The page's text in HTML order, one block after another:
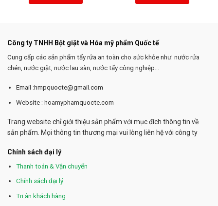
Công ty TNHH Bột giặt và Hóa mỹ phẩm Quốc tế
Cung cấp các sản phẩm tẩy rửa an toàn cho sức khỏe như: nước rửa
chén, nước giặt, nước lau sàn, nước tẩy công nghiệp...
Email :hmpquocte@gmail.com
Website : hoamyphamquocte.com
Trang website chỉ giới thiệu sản phẩm với mục đích thông tin về
sản phẩm. Mọi thông tin thương mại vui lòng liên hệ với công ty
Chính sách đại lý
Thanh toán & Vận chuyển
Chính sách đại lý
Tri ân khách hàng